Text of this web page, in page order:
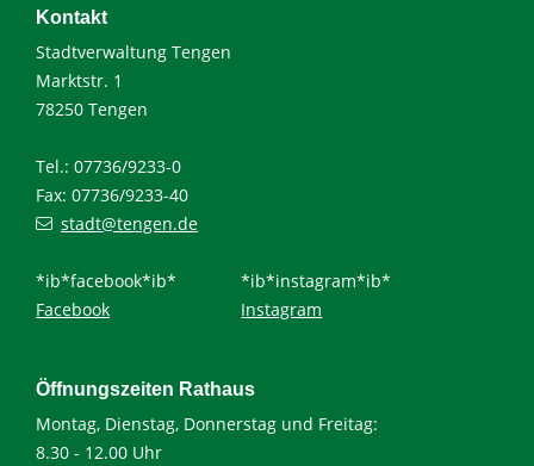
Kontakt
Stadtverwaltung Tengen
Marktstr. 1
78250 Tengen
Tel.: 07736/9233-0
Fax: 07736/9233-40
stadt@tengen.de
*ib*facebook*ib*
Facebook
*ib*instagram*ib*
Instagram
Öffnungszeiten Rathaus
Montag, Dienstag, Donnerstag und Freitag:
8.30 - 12.00 Uhr